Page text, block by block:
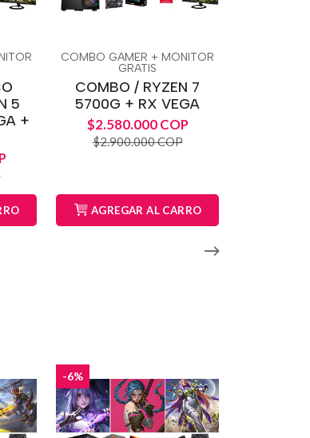
5
+
COMBO GAMER + MONITOR
GRATIS
COMBO / RYZEN 7
5700G + RX VEGA
$2.580.000 COP
$2.900.000 COP
AGREGAR AL CARRO
-6%